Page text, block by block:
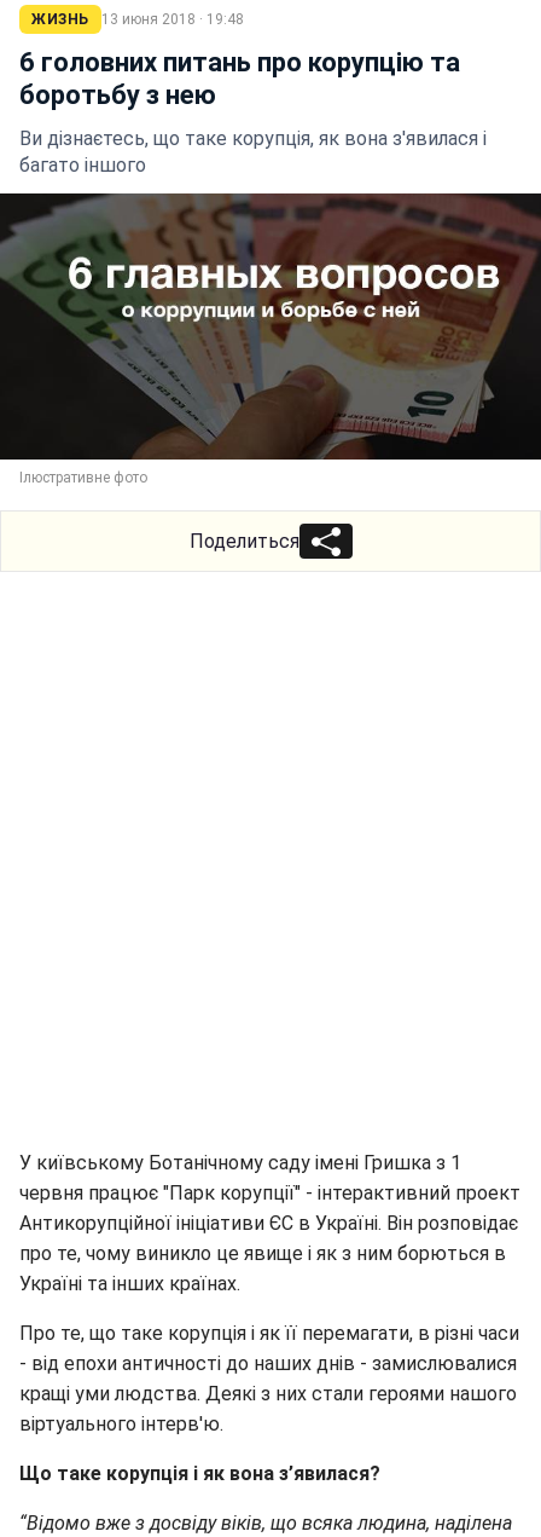
ЖИЗНЬ 13 июня 2018 · 19:48
6 головних питань про корупцію та
боротьбу з нею
Ви дізнаєтесь, що таке корупція, як вона з'явилася і
багато іншого
Ілюстративне фото
Поделиться
У київському Ботанічному саду імені Гришка з 1
червня працює "Парк корупції" - інтерактивний проект
Антикорупційної ініціативи ЄС в Україні. Він розповідає
про те, чому виникло це явище і як з ним борються в
Україні та інших країнах.
Про те, що таке корупція і як її перемагати, в різні часи
- від епохи античності до наших днів - замислювалися
кращі уми людства. Деякі з них стали героями нашого
віртуального інтерв'ю.
Що таке корупція і як вона з’явилася?
“Відомо вже з досвіду віків, що всяка людина, наділена